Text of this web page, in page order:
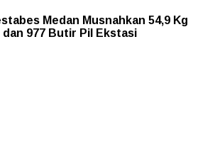
Medan Musnahkan 54,9 Kg
dan 977 Butir Pil Ekstasi